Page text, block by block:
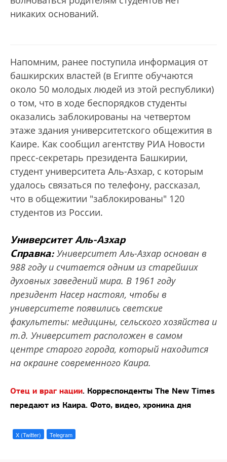
никаких оснований.
Напомним, ранее поступила информация от
башкирских властей (в Египте обучаются
около 50 молодых людей из этой республики)
о том, что в ходе беспорядков студенты
оказались заблокированы на четвертом
этаже здания университетского общежития в
Каире. Как сообщил агентству РИА Новости
пресс-секретарь президента Башкирии,
студент университета Аль-Азхар, с которым
удалось связаться по телефону, рассказал,
что в общежитии "заблокированы" 120
студентов из России.
Университет Аль-Азхар
Справка: Университет Аль-Азхар основан в
988 году и считается одним из старейших
духовных заведений мира. В 1961 году
президент Насер настоял, чтобы в
университете появились светские
факультеты: медицины, сельского хозяйства и
т.д. Университет расположен в самом
центре старого города, который находится
на окраине современного Каира.
Отец и враг нации. Корреспонденты The New Times
передают из Каира. Фото, видео, хроника дня
X (Twitter) Telegram